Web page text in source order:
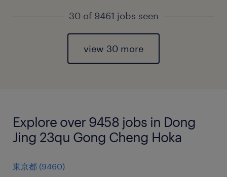
30 of 9461 jobs seen
view 30 more
Explore over 9458 jobs in Dong
Jing 23qu Gong Cheng Hoka
東京都 (9460)